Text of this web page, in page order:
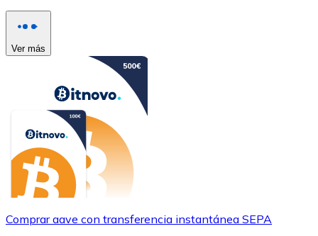
Ver más
Comprar aave con transferencia instantánea SEPA